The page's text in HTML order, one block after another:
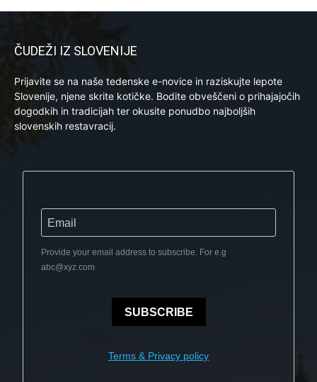
ČUDEŽI IZ SLOVENIJE
Prijavite se na naše tedenske e-novice in raziskujte lepote
Slovenije, njene skrite kotičke. Bodite obveščeni o prihajajočih
dogodkih in tradicijah ter okusite ponudbo najboljših
slovenskih restavracij.
Provide your email address to subscribe. For e.g
abc@xyz.com
SUBSCRIBE
Terms & Privacy policy